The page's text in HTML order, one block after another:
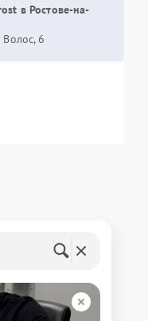
в Ростове-на-
Волос, 6